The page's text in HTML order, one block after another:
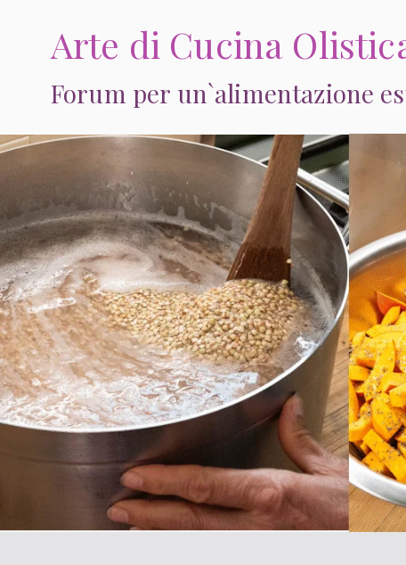
contenutoArte di Cucina
Forum per un`alimentazione